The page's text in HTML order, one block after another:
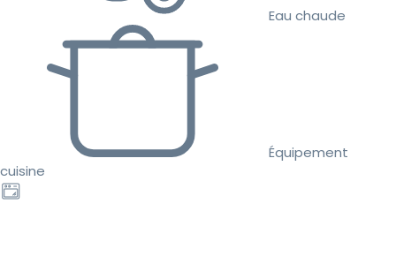
Eau chaude
Équipement
cuisine